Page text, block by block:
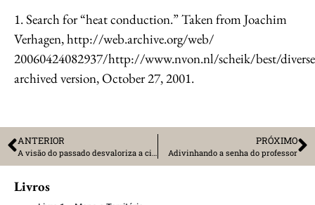
1. Search for “heat conduction.” Taken from Joachim
Verhagen, http://web.archive.org/web/
20060424082937/http://www.nvon.nl/scheik/best/
archived version, October 27, 2001.
ANTERIOR PRÓXIMO
Adivinhando a senha do professor
Livros